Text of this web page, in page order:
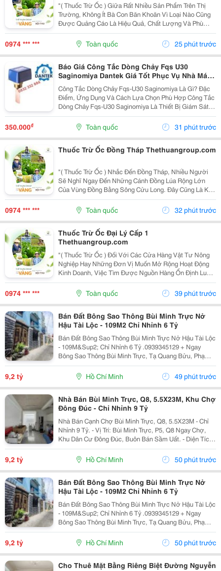
"( Thuốc Trừ Ốc ) Giữa Rất Nhiều Sản Phẩm Trên Thị
Trường, Không Ít Bà Con Băn Khoăn Vì Loại Nào Cũng
Được Quảng Cáo Là Hiệu Quả, Chất Lượng Và Phù
Hợp Cho Cây Trồng. Tuy Nhiên, Một Sản Phẩm Chỉ Thực
Sự Khẳng Định Được Giá Trị Khi Được Nhiều Người...
0974 *** *** Toàn quốc 25 phút trước
Báo Giá Công Tắc Dòng Chảy Fqs U30
Saginomiya Dantek Giá Tốt Phục Vụ Nhà Máy
Tại Bến Tre
Công Tắc Dòng Chảy Fqs-U30 Saginomiya Là Gì? Đặc
Điểm, Ứng Dụng Và Cách Lựa Chọn Phù Hợp Công Tắc
Dòng Chảy Fqs-U30 Saginomiya Là Thiết Bị Giám Sát
Lưu Lượng Được Sử Dụng Phổ Biến Trong Các Hệ
Thống Nước Lạnh, Hvac, Chiller, Hệ Thống Bơm,
Đường Ống...
350.000₫ Toàn quốc 31 phút trước
Thuốc Trừ Ốc Đồng Tháp Thethuangroup.com
"( Thuốc Trừ Ốc ) Nhắc Đến Đồng Tháp, Nhiều Người
Sẽ Nghĩ Ngay Đến Những Cánh Đồng Lúa Rộng Lớn
Của Vùng Đồng Bằng Sông Cửu Long. Đây Cũng Là Khu
Vực Có Điều Kiện Thuận Lợi Để Cây Lúa Phát Triển,
Nhưng Đồng Thời Ốc Bươu Vàng Cũng Dễ Sinh Sôi,
0974 *** *** Toàn quốc 32 phút trước
Thuốc Trừ Ốc Đại Lý Cấp 1
Thethuangroup.com
"( Thuốc Trừ Ốc ) Đối Với Các Cửa Hàng Vật Tư Nông
Nghiệp Hay Những Đơn Vị Muốn Mở Rộng Hoạt Động
Kinh Doanh, Việc Tìm Được Nguồn Hàng Ổn Định Luôn
Là Yếu Tố Quan Trọng Hàng Đầu. Không Chỉ Ảnh Hưởng
Đến Giá Nhập, Nguồn Cung Mà Còn Quyết Định Khả
Năng...
0974 *** *** Toàn quốc 39 phút trước
Bán Đất Bông Sao Thông Bùi Minh Trực Nở
Hậu Tài Lộc - 109M2 Chỉ Nhỉnh 6 Tỷ
Bán Đất Bông Sao Thông Bùi Minh Trực Nở Hậu Tài Lộc
- 109M&Sup2; Chỉ Nhỉnh 6 Tỷ .0939345129 + Ngay
Bông Sao Thông Bùi Minh Trực, Tạ Quang Bửu, Phạm
Thế Hiển, Liên Tỉnh 5... + Tiện Ích: Gần Chợ Nhị Thiên
Đường, Trường Học Các Cấp, Bến Xe Q8......
9,2 tỷ Hồ Chí Minh 49 phút trước
Nhà Bán Bùi Minh Trực, Q8, 5.5X23M, Khu Chợ
Đông Đúc - Chỉ Nhỉnh 9 Tỷ
Nhà Bán Cạnh Chợ Bùi Minh Trực, Q8, 5.5X23M - Chỉ
Nhỉnh 9 Tỷ. - Vị Trí: Bùi Minh Trực, P5, Q8 Ngay Chợ,
Khu Dân Cư Đông Đúc, Buôn Bán Sầm Uất. - Diện Tích:
5.5 X 23M Siêu Rộng, Thoáng Mát. Kết Cấu: 1 Trệt 1
Lầu, 5 Phòng Ngủ, Sân Siêu Rộng,...
9,2 tỷ Hồ Chí Minh 50 phút trước
Bán Đất Bông Sao Thông Bùi Minh Trực Nở
Hậu Tài Lộc - 109M2 Chỉ Nhỉnh 6 Tỷ
Bán Đất Bông Sao Thông Bùi Minh Trực Nở Hậu Tài Lộc
- 109M&Sup2; Chỉ Nhỉnh 6 Tỷ .0939345129 + Ngay
Bông Sao Thông Bùi Minh Trực, Tạ Quang Bửu, Phạm
Thế Hiển, Liên Tỉnh 5... + Tiện Ích: Gần Chợ Nhị Thiên
Đường, Trường Học Các Cấp, Bến Xe Q8......
9,2 tỷ Hồ Chí Minh 50 phút trước
Cho Thuê Mặt Bằng Riêng Biệt Đường Nguyễn